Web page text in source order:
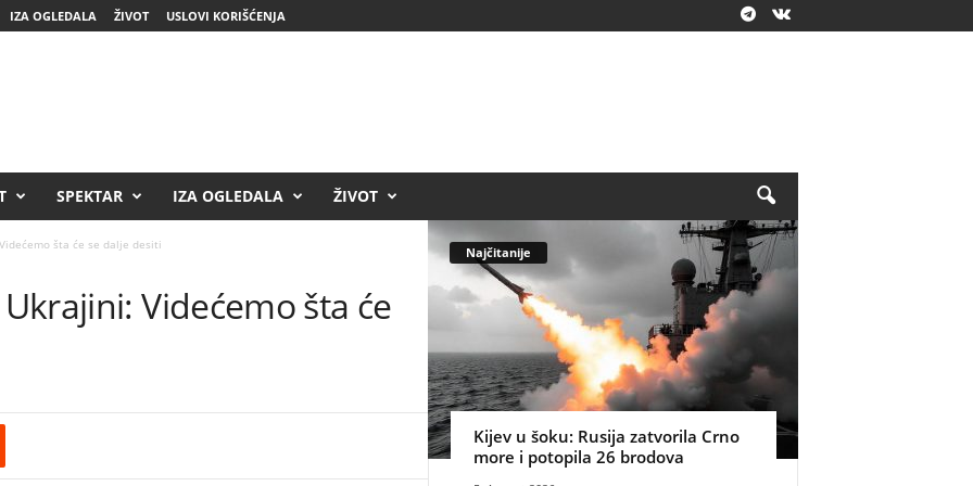
IZA OGLEDALA ŽIVOT USLOVI KORIŠĆENJA
SPEKTAR IZA OGLEDALA ŽIVOT
šta će se dalje desiti
Videćemo šta će
Najčitanije
Kijev u šoku: Rusija zatvorila Crno
more i potopila 26 brodova